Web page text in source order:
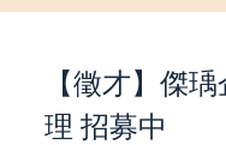
【徵才】傑
理 招募中